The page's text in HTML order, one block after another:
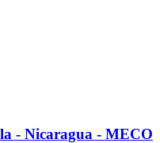
- Nicaragua - MECO